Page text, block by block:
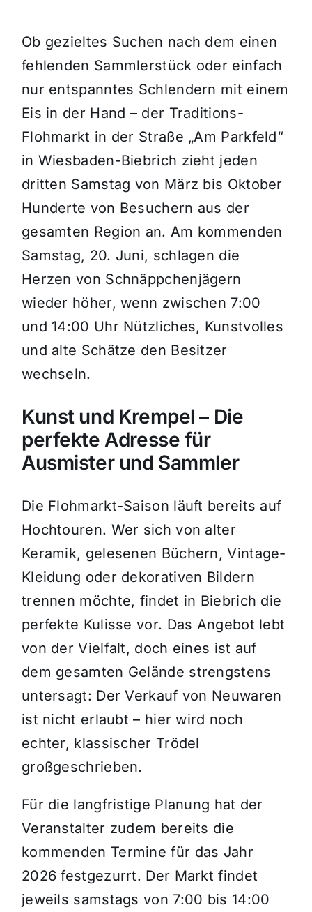
Ob gezieltes Suchen nach dem einen
fehlenden Sammlerstück oder einfach
nur entspanntes Schlendern mit einem
Eis in der Hand – der Traditions-
Flohmarkt in der Straße „Am Parkfeld“
in Wiesbaden-Biebrich zieht jeden
dritten Samstag von März bis Oktober
Hunderte von Besuchern aus der
gesamten Region an. Am kommenden
Samstag, 20. Juni, schlagen die
Herzen von Schnäppchenjägern
wieder höher, wenn zwischen 7:00
und 14:00 Uhr Nützliches, Kunstvolles
und alte Schätze den Besitzer
wechseln.
Kunst und Krempel – Die
perfekte Adresse für
Ausmister und Sammler
Die Flohmarkt-Saison läuft bereits auf
Hochtouren. Wer sich von alter
Keramik, gelesenen Büchern, Vintage-
Kleidung oder dekorativen Bildern
trennen möchte, findet in Biebrich die
perfekte Kulisse vor. Das Angebot lebt
von der Vielfalt, doch eines ist auf
dem gesamten Gelände strengstens
untersagt: Der Verkauf von Neuwaren
ist nicht erlaubt – hier wird noch
echter, klassischer Trödel
großgeschrieben.
Für die langfristige Planung hat der
Veranstalter zudem bereits die
kommenden Termine für das Jahr
2026 festgezurrt. Der Markt findet
jeweils samstags von 7:00 bis 14:00